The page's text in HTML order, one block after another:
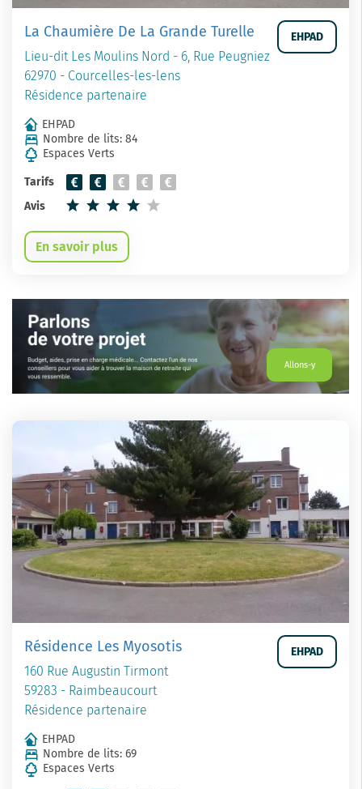
La Chaumière De La Grande Turelle
Lieu-dit Les Moulins Nord - 6, Rue Peugniez
62970 - Courcelles-les-lens
Résidence partenaire
EHPAD
EHPAD
Nombre de lits: 84
Espaces Verts
Tarifs
Avis
En savoir plus
Allons-y
Résidence Les Myosotis
160 Rue Augustin Tirmont
59283 - Raimbeaucourt
Résidence partenaire
EHPAD
EHPAD
Nombre de lits: 69
Espaces Verts